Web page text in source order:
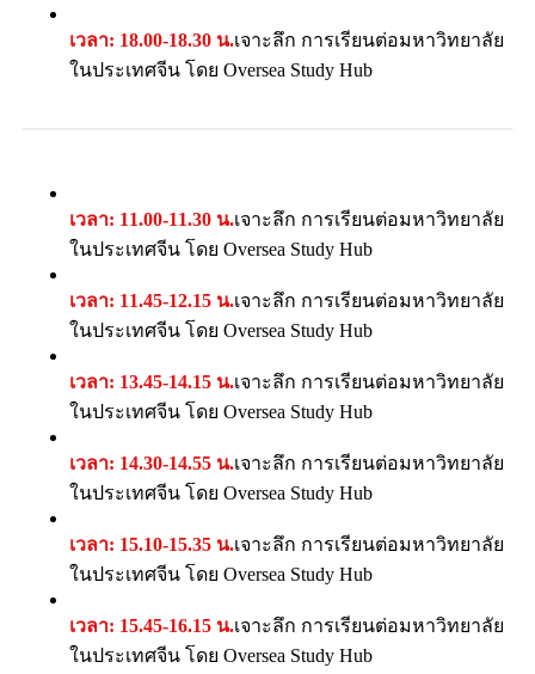
เวลา: 18.00-18.30 น.เจาะลึก การเรียนต่อมหาวิทยาลัย
ในประเทศจีน โดย Oversea Study Hub
เวลา: 11.00-11.30 น.เจาะลึก การเรียนต่อมหาวิทยาลัย
ในประเทศจีน โดย Oversea Study Hub
เวลา: 11.45-12.15 น.เจาะลึก การเรียนต่อมหาวิทยาลัย
ในประเทศจีน โดย Oversea Study Hub
เวลา: 13.45-14.15 น.เจาะลึก การเรียนต่อมหาวิทยาลัย
ในประเทศจีน โดย Oversea Study Hub
เวลา: 14.30-14.55 น.เจาะลึก การเรียนต่อมหาวิทยาลัย
ในประเทศจีน โดย Oversea Study Hub
เวลา: 15.10-15.35 น.เจาะลึก การเรียนต่อมหาวิทยาลัย
ในประเทศจีน โดย Oversea Study Hub
เวลา: 15.45-16.15 น.เจาะลึก การเรียนต่อมหาวิทยาลัย
ในประเทศจีน โดย Oversea Study Hub